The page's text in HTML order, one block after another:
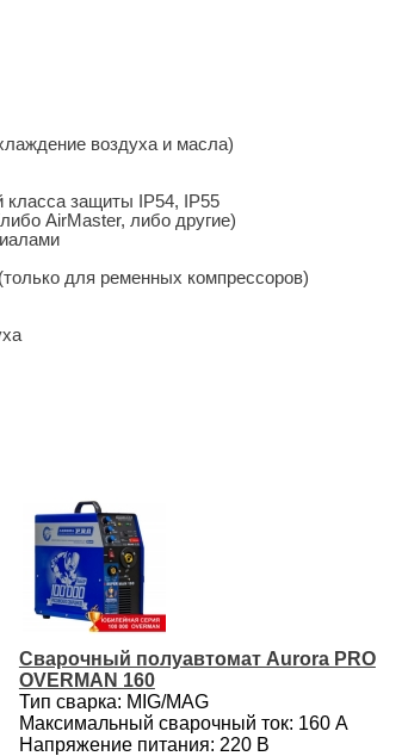
воздуха и масла)
класса защиты IP54, IP55
AirMaster, либо другие)
для ременных компрессоров)
Сварочный полуавтомат Aurora PRO
OVERMAN 160
Тип сварка: MIG/MAG
Максимальный сварочный ток: 160 А
Напряжение питания: 220 В